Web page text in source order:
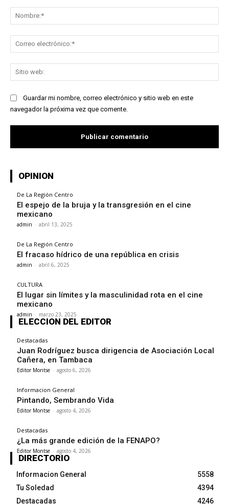
Guardar mi nombre, correo electrónico y sitio web en este
navegador la próxima vez que comente.
OPINION
De La Región Centro
El espejo de la bruja y la transgresión en el cine
mexicano
admin - abril 13, 2025
De La Región Centro
El fracaso hídrico de una república en crisis
admin - abril 6, 2025
CULTURA
El lugar sin límites y la masculinidad rota en el cine
mexicano
admin - marzo 23, 2025
ELECCION DEL EDITOR
Destacadas
Juan Rodríguez busca dirigencia de Asociación Local
Cañera, en Tambaca
Editor Montse - agosto 6, 2026
Informacion General
Pintando, Sembrando Vida
Editor Montse - agosto 4, 2026
Destacadas
¿La más grande edición de la FENAPO?
Editor Montse - agosto 4, 2026
DIRECTORIO
Informacion General
5558
Tu Soledad
4394
Destacadas
4246